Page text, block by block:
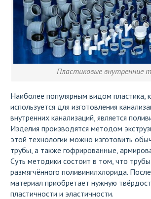
Пластиковые внутренние
Наиболее популярным видом пластика,
используется для изготовления
внутренних канализаций, является
Изделия производятся методом
этой технологии можно изготовить
трубы, а также гофрированные,
Суть методики состоит в том, что
размягчённого поливинилхлорида.
материал приобретает нужную
пластичности и эластичности.